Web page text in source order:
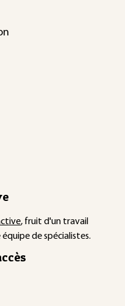
, fruit d'un travail
de spécialistes.